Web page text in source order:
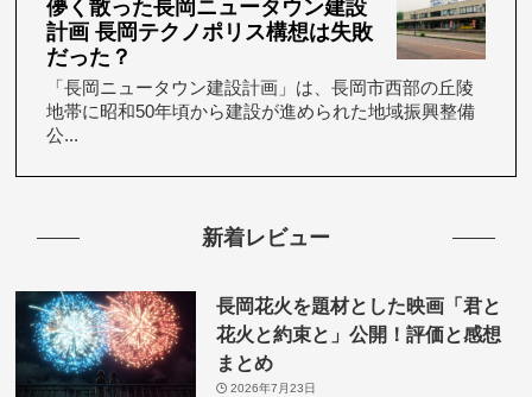
儚く散った長岡ニュータウン建設
計画 長岡テクノポリス構想は失敗
だった？
「長岡ニュータウン建設計画」は、長岡市西部の丘陵
地帯に昭和50年頃から建設が進められた地域振興整備
公...
新着レビュー
長岡花火を題材とした映画「君と
花火と約束と」公開！評価と感想
まとめ
2026年7月23日